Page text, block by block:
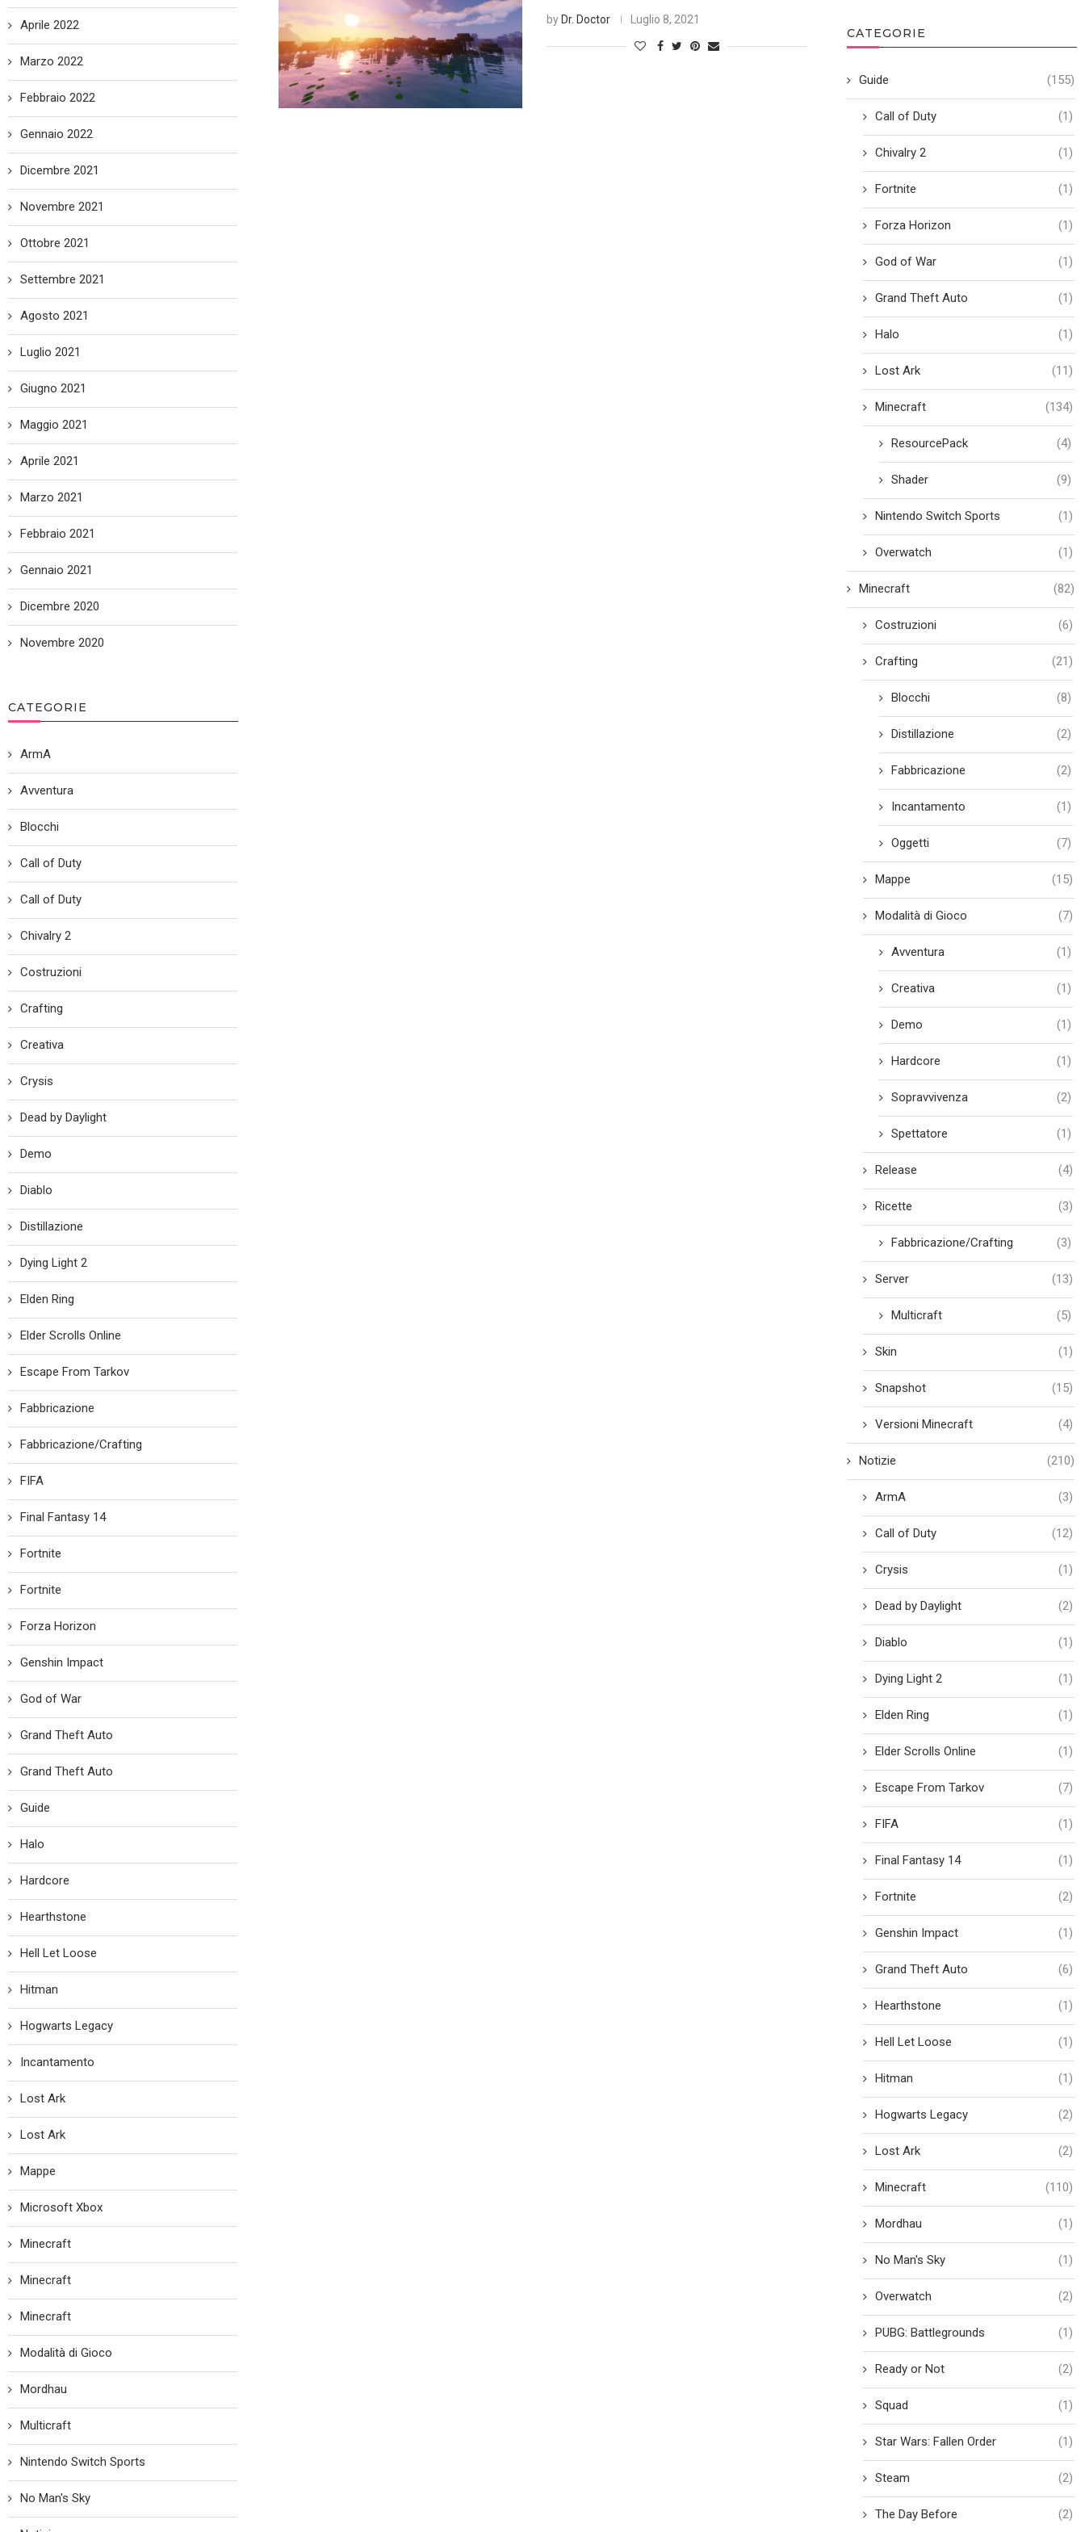
by Dr. Doctor Luglio 8, 2021
CATEGORIE
Guide (155)
Call of Duty (1)
Chivalry 2 (1)
Fortnite (1)
Forza Horizon (1)
God of War (1)
Grand Theft Auto (1)
Halo (1)
Lost Ark (11)
Minecraft (134)
ResourcePack (4)
Shader (9)
Nintendo Switch Sports (1)
Overwatch (1)
Minecraft (82)
Costruzioni (6)
Crafting (21)
Blocchi (8)
Distillazione (2)
Fabbricazione (2)
Incantamento (1)
Oggetti (7)
Mappe (15)
Modalità di Gioco (7)
Avventura (1)
Creativa (1)
Demo (1)
Hardcore (1)
Sopravvivenza (2)
Spettatore (1)
Release (4)
Ricette (3)
Fabbricazione/Crafting (3)
Server (13)
Multicraft (5)
Skin (1)
Snapshot (15)
Versioni Minecraft (4)
Notizie (210)
ArmA (3)
Call of Duty (12)
Crysis (1)
Dead by Daylight (2)
Diablo (1)
Dying Light 2 (1)
Elden Ring (1)
Elder Scrolls Online (1)
Escape From Tarkov (7)
FIFA (1)
Final Fantasy 14 (1)
Fortnite (2)
Genshin Impact (1)
Grand Theft Auto (6)
Hearthstone (1)
Hell Let Loose (1)
Hitman (1)
Hogwarts Legacy (2)
Lost Ark (2)
Minecraft (110)
Mordhau (1)
No Man's Sky (1)
Overwatch (2)
PUBG: Battlegrounds (1)
Ready or Not (2)
Squad (1)
Star Wars: Fallen Order (1)
Steam (2)
The Day Before (2)
Aprile 2022
Marzo 2022
Febbraio 2022
Gennaio 2022
Dicembre 2021
Novembre 2021
Ottobre 2021
Settembre 2021
Agosto 2021
Luglio 2021
Giugno 2021
Maggio 2021
Aprile 2021
Marzo 2021
Febbraio 2021
Gennaio 2021
Dicembre 2020
Novembre 2020
CATEGORIE
ArmA
Avventura
Blocchi
Call of Duty
Call of Duty
Chivalry 2
Costruzioni
Crafting
Creativa
Crysis
Dead by Daylight
Demo
Diablo
Distillazione
Dying Light 2
Elden Ring
Elder Scrolls Online
Escape From Tarkov
Fabbricazione
Fabbricazione/Crafting
FIFA
Final Fantasy 14
Fortnite
Fortnite
Forza Horizon
Genshin Impact
God of War
Grand Theft Auto
Grand Theft Auto
Guide
Halo
Hardcore
Hearthstone
Hell Let Loose
Hitman
Hogwarts Legacy
Incantamento
Lost Ark
Lost Ark
Mappe
Microsoft Xbox
Minecraft
Minecraft
Minecraft
Modalità di Gioco
Mordhau
Multicraft
Nintendo Switch Sports
No Man's Sky